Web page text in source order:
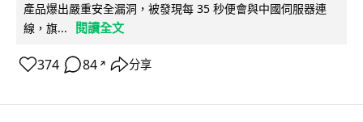
產品爆出嚴重安全漏洞，被發現每 35 秒便會與中國伺服器連
線，旗...
閱讀全文
374 84 ↗ 分享